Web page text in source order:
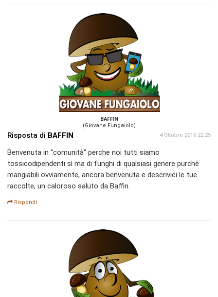
BAFFIN
(Giovane Fungaiolo)
Risposta di BAFFIN 4 Ottobre 2016 22:25
Benvenuta in "comunità" perche noi tutti siamo
tossicodipendenti sì ma di funghi di qualsiasi genere purchè
mangiabili ovviamente, ancora benvenuta e descrivici le tue
raccolte, un caloroso saluto da Baffin.
Rispondi